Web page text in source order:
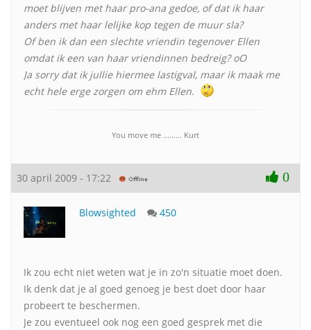
moet blijven met haar pro-ana gedoe, of dat ik haar
anders met haar lelijke kop tegen de muur sla?
Of ben ik dan een slechte vriendin tegenover Ellen
omdat ik een van haar vriendinnen bedreig? oO
Ja sorry dat ik jullie hiermee lastigval, maar ik maak me
echt hele erge zorgen om ehm Ellen.
You move me ......... Kurt
30 april 2009 - 17:22 0
Blowsighted 450
Ik zou echt niet weten wat je in zo'n situatie moet doen.
Ik denk dat je al goed genoeg je best doet door haar
probeert te beschermen.
Je zou eventueel ook nog een goed gesprek met die